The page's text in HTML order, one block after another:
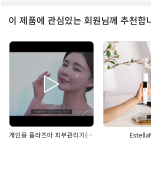
이 제품에 관심있는 회원님께 추천합
개인용 플라즈마 피부관리기(PluE+)